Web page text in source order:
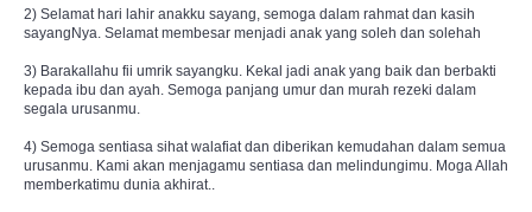
2) Selamat hari lahir anakku sayang, semoga dalam rahmat dan kasih
sayangNya. Selamat membesar menjadi anak yang soleh dan solehah
3) Barakallahu fii umrik sayangku. Kekal jadi anak yang baik dan berbakti
kepada ibu dan ayah. Semoga panjang umur dan murah rezeki dalam
segala urusanmu.
4) Semoga sentiasa sihat walafiat dan diberikan kemudahan dalam semua
urusanmu. Kami akan menjagamu sentiasa dan melindungimu. Moga Allah
memberkatimu dunia akhirat..